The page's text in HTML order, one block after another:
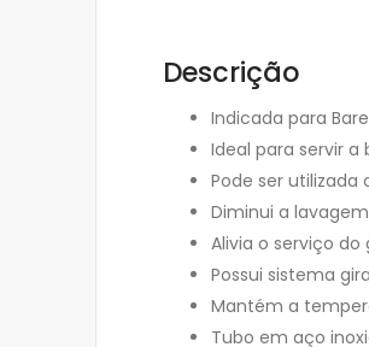
Descrição
Indicada para
Ideal para servir
Pode ser utilizada
Diminui a
Alivia o serviço do
Possui sistema
Mantém a
Tubo em aço